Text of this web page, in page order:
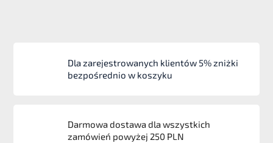
Dla zarejestrowanych klientów 5% zniżki
bezpośrednio w koszyku
Darmowa dostawa dla wszystkich
zamówień powyżej 250 PLN